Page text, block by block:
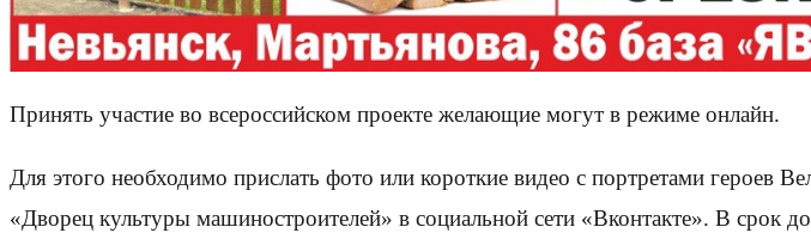
Принять участие во всероссийском проекте желающие могут в режиме онлайн.
Для этого необходимо прислать фото или короткие видео с портретами героев
«Дворец культуры машиностроителей» в социальной сети «Вконтакте». В срок